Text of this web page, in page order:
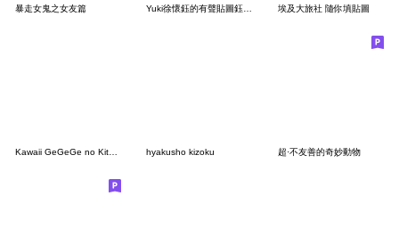
暴走女鬼之女友篇 埃及大旅社 隨你填貼圖
hyakusho kizoku 超·不友善的奇妙動物